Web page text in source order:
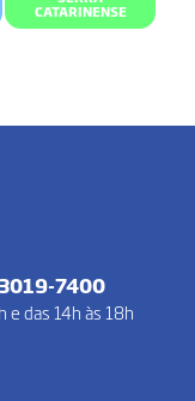
CATARINENSE
7400
e das 14h às 18h